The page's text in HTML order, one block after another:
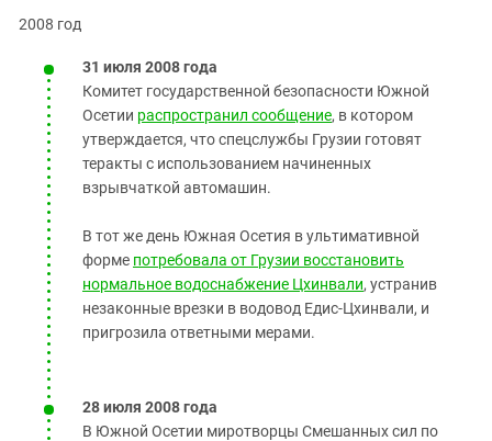
2008 год
31 июля 2008 года
Комитет государственной безопасности Южной
Осетии распространил сообщение, в котором
утверждается, что спецслужбы Грузии готовят
теракты с использованием начиненных
взрывчаткой автомашин.
В тот же день Южная Осетия в ультимативной
форме потребовала от Грузии восстановить
нормальное водоснабжение Цхинвали, устранив
незаконные врезки в водовод Едис-Цхинвали, и
пригрозила ответными мерами.
28 июля 2008 года
В Южной Осетии миротворцы Смешанных сил по